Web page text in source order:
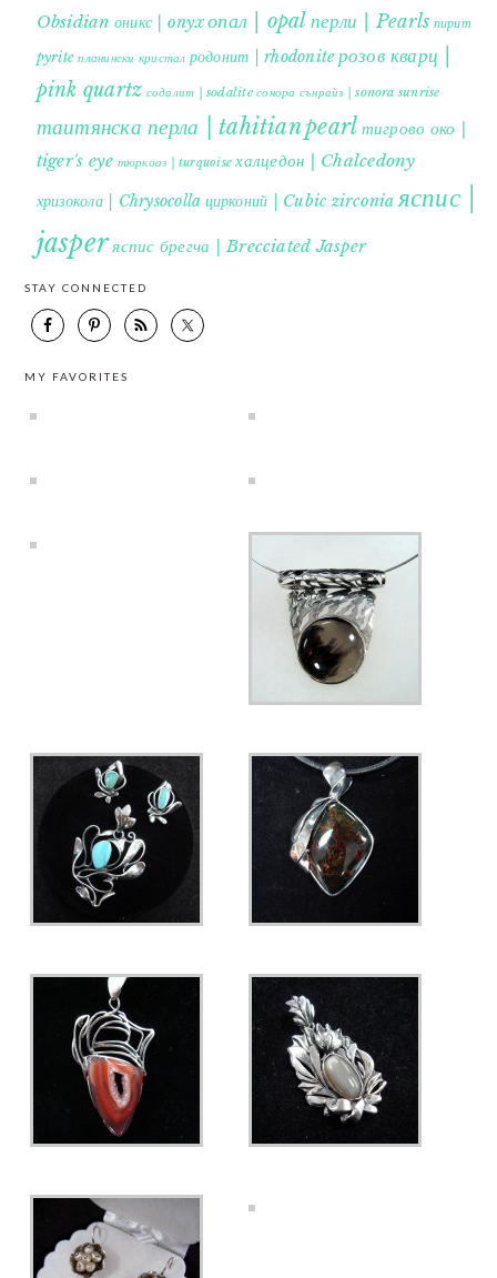
Obsidian оникс | onyxопал | opal перли | Pearls пирит |
pyrite планински кристал родонит | rhodonite розов кварц |
pink quartz содалит | sodalite сонора сънрайз | sonora sunrise
таитянска перла | tahitian pearl тигрово око |
tiger's eye тюркоаз | turquoise халцедон | Chalcedony
хризокола | Chrysocolla цирконий | Cubic zirconia яспис |
jasperяспис брегча | Brecciated Jasper
STAY CONNECTED
MY FAVORITES